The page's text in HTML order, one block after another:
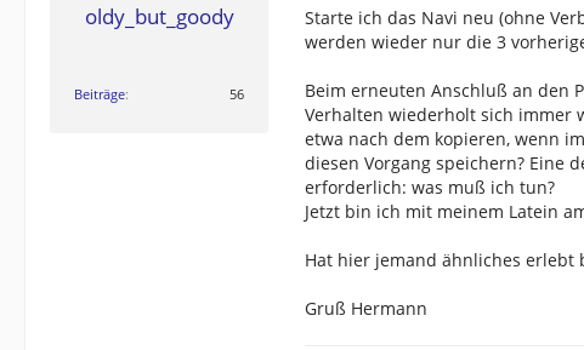
oldy_but_goody
Beiträge 56
Starte ich das Navi neu (ohne
werden wieder nur die 3
Beim erneuten Anschluß an den
Verhalten wiederholt sich immer
etwa nach dem kopieren, wenn
diesen Vorgang speichern? Eine
erforderlich: was muß ich tun?
Jetzt bin ich mit meinem Latein
Hat hier jemand ähnliches erlebt
Gruß Hermann